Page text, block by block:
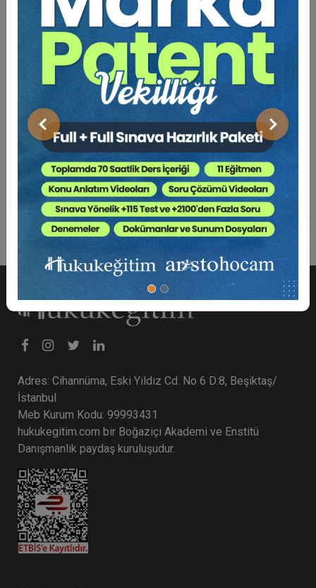
Önceki Sonraki
Bu Kitap İçin Kaç Ağaç
Kesiliyor ?
Yazımızda yapılan yasal değişikliğin leh veya aleyhinde
yorum yapılmamasına özen gösterilmiştir. Daha çok yasal
değişiklikle neyin getirildiği hususu mevcut yasal durumla
daha iyi anlaşılabilmesine katkı sağlamak adına zorunlu
olmadıkça teknik-hukuki terimler kullanılmamıştır.
Adres: Cihannüma, Eski Yıldız Cd. No 6 D:8, Beşiktaş/
İstanbul
Meb Kurum Kodu: 99993431
hukukegitim.com bir Boğaziçi Akademi ve Enstitü
Danışmanlık paydaş kuruluşudur.